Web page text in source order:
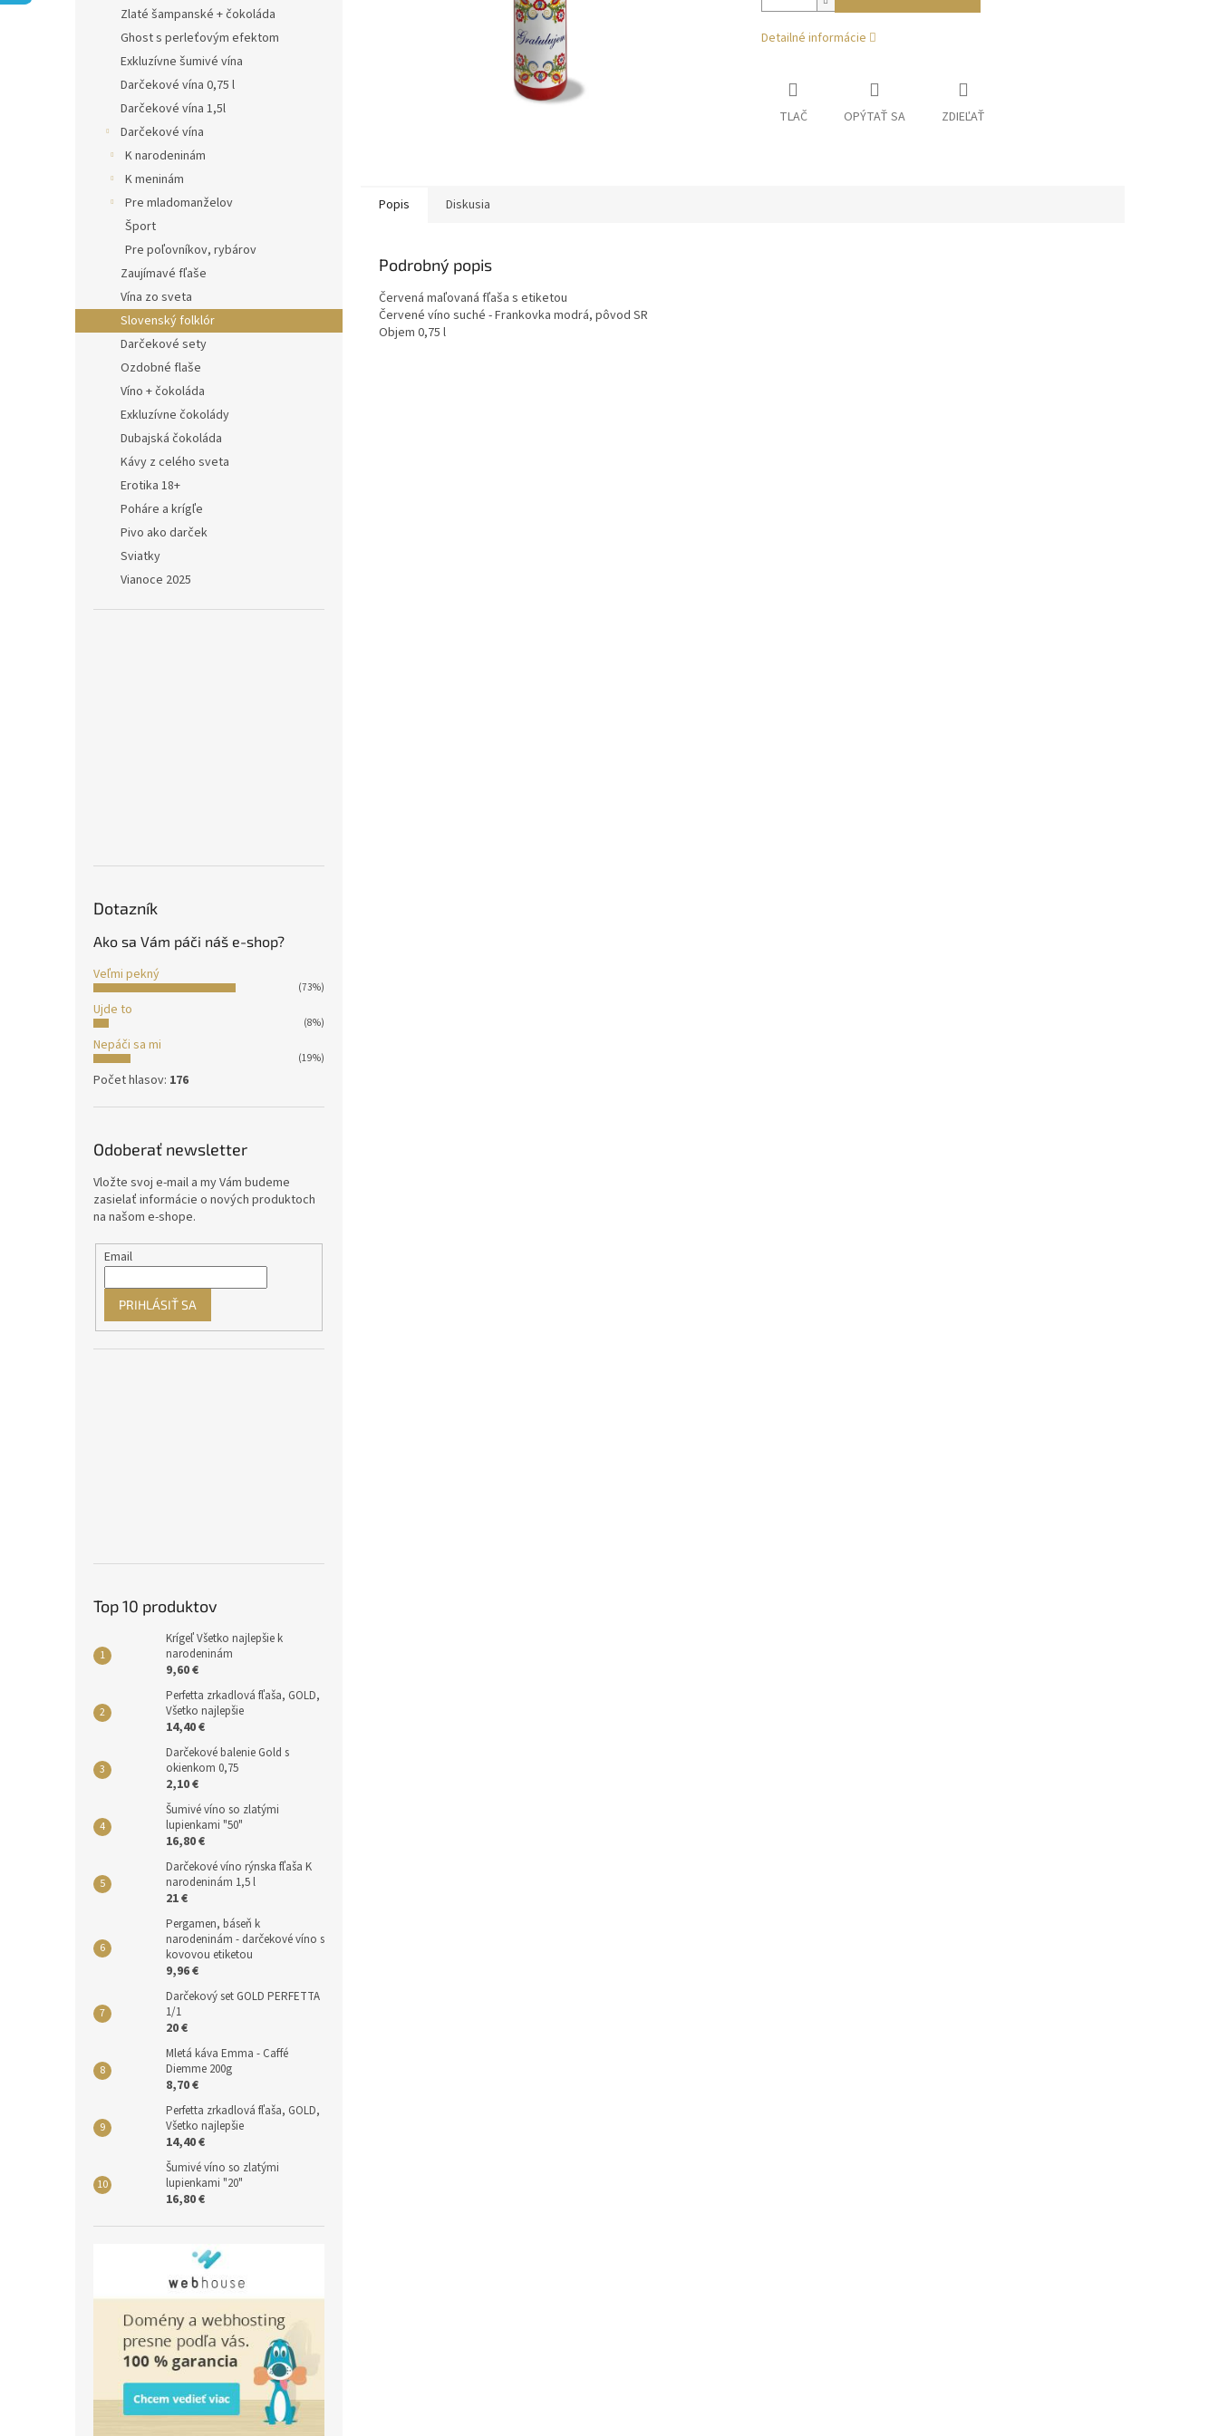
Zlaté šampanské + čokoláda
Ghost s perleťovým efektom
Exkluzívne šumivé vína
Darčekové vína 0,75 l
Darčekové vína 1,5l
Darčekové vína
K narodeninám
K meninám
Pre mladomanželov
Šport
Pre poľovníkov, rybárov
Zaujímavé fľaše
Vína zo sveta
Slovenský folklór
Darčekové sety
Ozdobné flaše
Víno + čokoláda
Exkluzívne čokolády
Dubajská čokoláda
Kávy z celého sveta
Erotika 18+
Poháre a krígľe
Pivo ako darček
Sviatky
Vianoce 2025
Dotazník
Ako sa Vám páči náš e-shop?
Veľmi pekný
(73%)
Ujde to
(8%)
Nepáči sa mi
(19%)
Počet hlasov: 176
Odoberať newsletter
Vložte svoj e-mail a my Vám budeme
zasielať informácie o nových produktoch
na našom e-shope.
Email
PRIHLÁSIŤ SA
Top 10 produktov
Krígeľ Všetko najlepšie k
narodeninám
9,60 €
Perfetta zrkadlová fľaša, GOLD,
Všetko najlepšie
14,40 €
Darčekové balenie Gold s
okienkom 0,75
2,10 €
Šumivé víno so zlatými
lupienkami "50"
16,80 €
Darčekové víno rýnska fľaša K
narodeninám 1,5 l
21 €
Pergamen, báseň k
narodeninám - darčekové víno s
kovovou etiketou
9,96 €
Darčekový set GOLD PERFETTA
1/1
20 €
Mletá káva Emma - Caffé
Diemme 200g
8,70 €
Perfetta zrkadlová fľaša, GOLD,
Všetko najlepšie
14,40 €
Šumivé víno so zlatými
lupienkami "20"
16,80 €
Detailné informácie
TLAČ OPÝTAŤ SA ZDIEĽAŤ
Popis Diskusia
Podrobný popis
Červená maľovaná fľaša s etiketou
Červené víno suché - Frankovka modrá, pôvod SR
Objem 0,75 l